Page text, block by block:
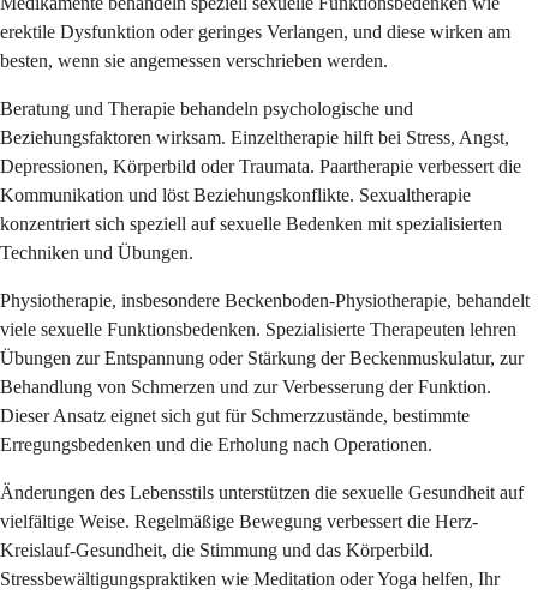
erektile Dysfunktion oder geringes Verlangen, und diese wirken am
besten, wenn sie angemessen verschrieben werden.
Beratung und Therapie behandeln psychologische und
Beziehungsfaktoren wirksam. Einzeltherapie hilft bei Stress, Angst,
Depressionen, Körperbild oder Traumata. Paartherapie verbessert die
Kommunikation und löst Beziehungskonflikte. Sexualtherapie
konzentriert sich speziell auf sexuelle Bedenken mit spezialisierten
Techniken und Übungen.
Physiotherapie, insbesondere Beckenboden-Physiotherapie, behandelt
viele sexuelle Funktionsbedenken. Spezialisierte Therapeuten lehren
Übungen zur Entspannung oder Stärkung der Beckenmuskulatur, zur
Behandlung von Schmerzen und zur Verbesserung der Funktion.
Dieser Ansatz eignet sich gut für Schmerzzustände, bestimmte
Erregungsbedenken und die Erholung nach Operationen.
Änderungen des Lebensstils unterstützen die sexuelle Gesundheit auf
vielfältige Weise. Regelmäßige Bewegung verbessert die Herz-
Kreislauf-Gesundheit, die Stimmung und das Körperbild.
Stressbewältigungspraktiken wie Meditation oder Yoga helfen, Ihr